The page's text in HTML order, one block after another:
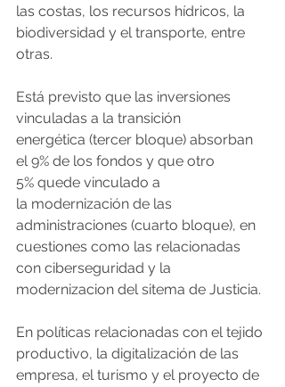
las costas, los recursos hídricos, la
biodiversidad y el transporte, entre
otras.
Está previsto que las inversiones
vinculadas a la transición
energética (tercer bloque) absorban
el 9% de los fondos y que otro
5% quede vinculado a
la modernización de las
administraciones (cuarto bloque), en
cuestiones como las relacionadas
con ciberseguridad y la
modernizacion del sitema de Justicia.
En políticas relacionadas con el tejido
productivo, la digitalización de las
empresa, el turismo y el proyecto de